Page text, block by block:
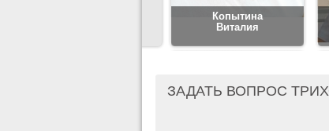
Копытина
Виталия
ЗАДАТЬ ВОПРОС